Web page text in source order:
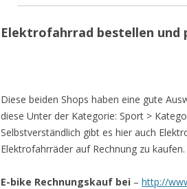
Elektrofahrrad bestellen und
Diese beiden Shops haben eine gute
diese Unter der Kategorie: Sport >
Selbstverständlich gibt es hier auch
Elektrofahrräder auf Rechnung zu kaufen.
E-bike Rechnungskauf bei – http://